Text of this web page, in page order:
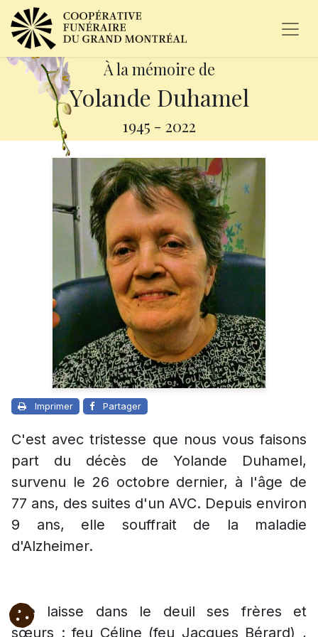
À la mémoire de
Yolande Duhamel
1945 - 2022
Imprimer Partager
C'est avec tristesse que nous vous faisons
part du décès de Yolande Duhamel,
survenu le 26 octobre dernier, à l'âge de
77 ans, des suites d'un AVC. Depuis environ
9 ans, elle souffrait de la maladie
d'Alzheimer.
Elle laisse dans le deuil ses frères et
sœurs : feu Céline (feu Jacques Bérard) ,